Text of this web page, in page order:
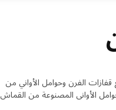
قفازات الفرن وحوامل الأواني من
الأواني المصنوعة من القماش